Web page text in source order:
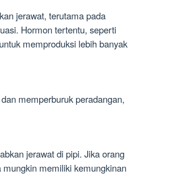
jerawat, terutama pada
Hormon tertentu, seperti
memproduksi lebih banyak
memperburuk peradangan,
jerawat di pipi. Jika orang
memiliki kemungkinan